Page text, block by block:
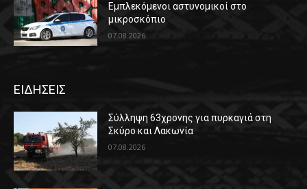
Εμπλεκόμενοι αστυνομικοί στο
μικροσκόπιο
07.08.2026
ΕΙΔΗΣΕΙΣ
Σύλληψη 63χρονης για πυρκαγιά στη
Σκύρο και Λακωνία
07.08.2026